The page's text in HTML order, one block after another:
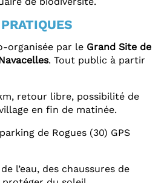
organisée par le Grand Site de
. Tout public à partir
retour libre, possibilité de
en fin de matinée.
de Rogues (30) GPS
l’eau, des chaussures de